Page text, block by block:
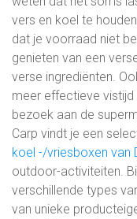
vers en koel te
dat je voorraad niet
genieten van een
verse ingrediënten.
meer effectieve
bezoek aan de
Carp vindt je een
koel -/vriesboxen van
outdoor-activiteiten.
verschillende types
van unieke